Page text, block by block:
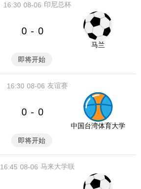
08-06
16:30 印尼总杯
0 - 0
马兰
即将开始
08-06
16:30 友谊赛
0 - 0
中国台湾体育大学
即将开始
08-06
16:45 马来大学联